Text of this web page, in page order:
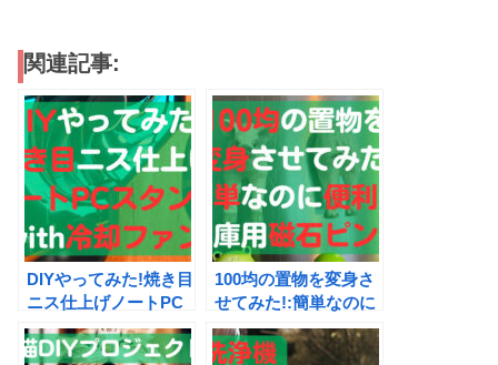
関連記事:
DIYやってみた!焼き目
ニス仕上げノートPC
スタンドwith冷却ファ
ン
100均の置物を変身さ
せてみた!:簡単なのに
便利な冷蔵庫用磁石ピ
ン作り